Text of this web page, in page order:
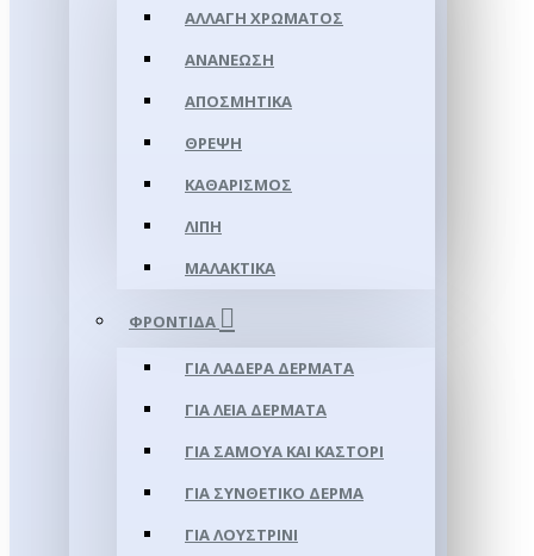
ΑΛΛΑΓΉ ΧΡΏΜΑΤΟΣ
ΑΝΑΝΈΩΣΗ
ΑΠΟΣΜΗΤΙΚΆ
ΘΡΈΨΗ
ΚΑΘΑΡΙΣΜΌΣ
ΛΊΠΗ
ΜΑΛΑΚΤΙΚΆ
ΦΡΟΝΤΊΔΑ
ΓΙΑ ΛΑΔΕΡΆ ΔΈΡΜΑΤΑ
ΓΙΑ ΛΕΊΑ ΔΈΡΜΑΤΑ
ΓΙΑ ΣΑΜΟΥΑ ΚΑΙ ΚΑΣΤΌΡΙ
ΓΙΑ ΣΥΝΘΕΤΙΚΌ ΔΈΡΜΑ
ΓΙΑ ΛΟΥΣΤΡΊΝΙ